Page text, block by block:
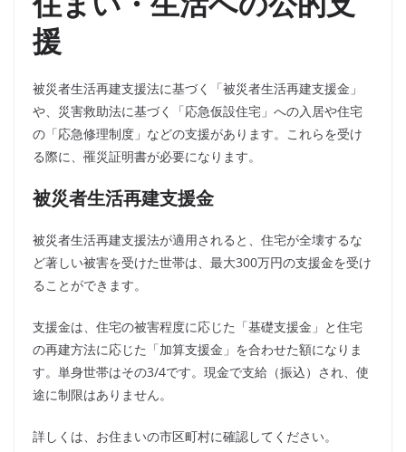
援
被災者生活再建支援法に基づく「被災者生活再建支援金」
や、災害救助法に基づく「応急仮設住宅」への入居や住宅
の「応急修理制度」などの支援があります。これらを受け
る際に、罹災証明書が必要になります。
被災者生活再建支援金
被災者生活再建支援法が適用されると、住宅が全壊するな
ど著しい被害を受けた世帯は、最大300万円の支援金を受け
ることができます。
支援金は、住宅の被害程度に応じた「基礎支援金」と住宅
の再建方法に応じた「加算支援金」を合わせた額になりま
す。単身世帯はその3/4です。現金で支給（振込）され、使
途に制限はありません。
詳しくは、お住まいの市区町村に確認してください。